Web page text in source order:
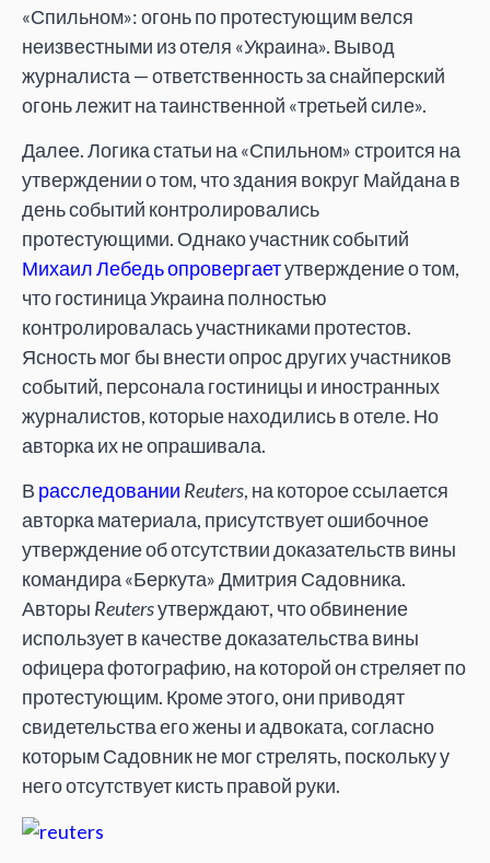
«Спильном»: огонь по протестующим велся
неизвестными из отеля «Украина». Вывод
журналиста — ответственность за снайперский
огонь лежит на таинственной «третьей силе».
Далее. Логика статьи на «Спильном» строится на
утверждении о том, что здания вокруг Майдана в
день событий контролировались
протестующими. Однако участник событий
Михаил Лебедь опровергаетутверждение о том,
что гостиница Украина полностью
контролировалась участниками протестов.
Ясность мог бы внести опрос других участников
событий, персонала гостиницы и иностранных
журналистов, которые находились в отеле. Но
авторка их не опрашивала.
В расследовании Reuters, на которое ссылается
авторка материала, присутствует ошибочное
утверждение об отсутствии доказательств вины
командира «Беркута» Дмитрия Садовника.
Авторы Reutersутверждают, что обвинение
использует в качестве доказательства вины
офицера фотографию, на которой он стреляет по
протестующим. Кроме этого, они приводят
свидетельства его жены и адвоката, согласно
которым Садовник не мог стрелять, поскольку у
него отсутствует кисть правой руки.